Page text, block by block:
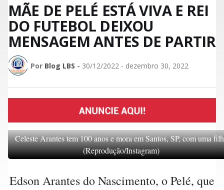
MÃE DE PELÉ ESTÁ VIVA E REI
DO FUTEBOL DEIXOU
MENSAGEM ANTES DE PARTIR
Por Blog LBS - 30/12/2022 - dezembro 30, 2022
Celeste Arantes tem 100 anos e mora em Santos, SP, com uma
(Reprodução/Instagram)
Edson Arantes do Nascimento, o Pelé, que